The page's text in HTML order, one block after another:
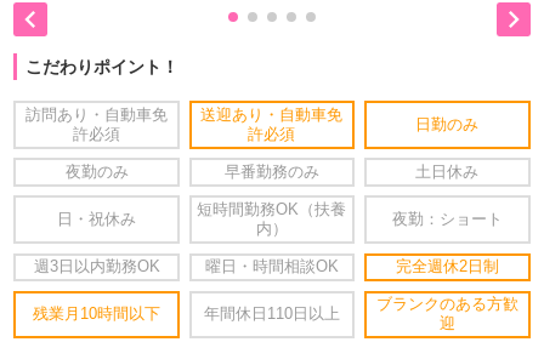
 
こだわりポイント！
訪問あり・自動車免
許必須
送迎あり・自動車免
許必須
日勤のみ
夜勤のみ 早番勤務のみ 土日休み
日・祝休み
短時間勤務OK（扶養
内）
夜勤：ショート
週3日以内勤務OK 曜日・時間相談OK 完全週休2日制
残業月10時間以下 年間休日110日以上
ブランクのある方歓
迎